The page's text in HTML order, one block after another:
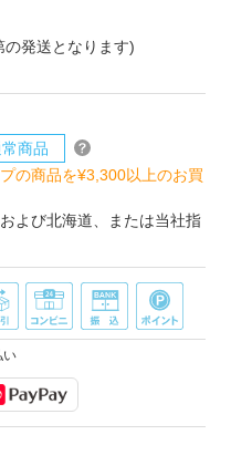
発送となります)
商品
の商品を¥3,300以上のお買
よび北海道、または当社指
い